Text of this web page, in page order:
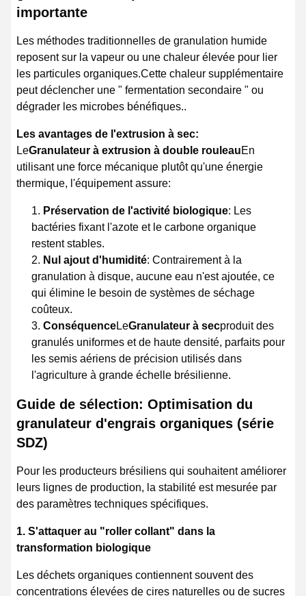
importante
Les méthodes traditionnelles de granulation humide
reposent sur la vapeur ou une chaleur élevée pour lier
les particules organiques.Cette chaleur supplémentaire
peut déclencher une " fermentation secondaire " ou
dégrader les microbes bénéfiques..
Les avantages de l'extrusion à sec:
LeGranulateur à extrusion à double rouleauEn
utilisant une force mécanique plutôt qu'une énergie
thermique, l'équipement assure:
Préservation de l'activité biologique: Les
bactéries fixant l'azote et le carbone organique
restent stables.
Nul ajout d'humidité: Contrairement à la
granulation à disque, aucune eau n'est ajoutée, ce
qui élimine le besoin de systèmes de séchage
coûteux.
ConséquenceLeGranulateur à secproduit des
granulés uniformes et de haute densité, parfaits pour
les semis aériens de précision utilisés dans
l'agriculture à grande échelle brésilienne.
Guide de sélection: Optimisation du
granulateur d'engrais organiques (série
SDZ)
Pour les producteurs brésiliens qui souhaitent améliorer
leurs lignes de production, la stabilité est mesurée par
des paramètres techniques spécifiques.
1. S'attaquer au "roller collant" dans la
transformation biologique
Les déchets organiques contiennent souvent des
concentrations élevées de cires naturelles ou de sucres